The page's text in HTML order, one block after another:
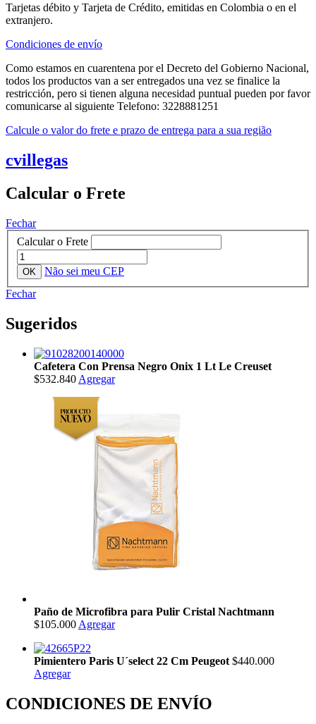
Tarjetas débito y Tarjeta de Crédito, emitidas en Colombia o en el
extranjero.
Condiciones de envío
Como estamos en cuarentena por el Decreto del Gobierno Nacional,
todos los productos van a ser entregados una vez se finalice la
restricción, pero si tienen alguna necesidad puntual pueden por favor
comunicarse al siguiente Telefono: 3228881251
Calcule o valor do frete e prazo de entrega para a sua região
cvillegas
Calcular o Frete
Fechar
Calcular o Frete
Não sei meu CEP
Fechar
Sugeridos
Cafetera Con Prensa Negro Onix 1 Lt Le Creuset
$532.840 Agregar
Paño de Microfibra para Pulir Cristal Nachtmann
$105.000 Agregar
Pimientero Paris U´select 22 Cm Peugeot $440.000
Agregar
CONDICIONES DE ENVÍO